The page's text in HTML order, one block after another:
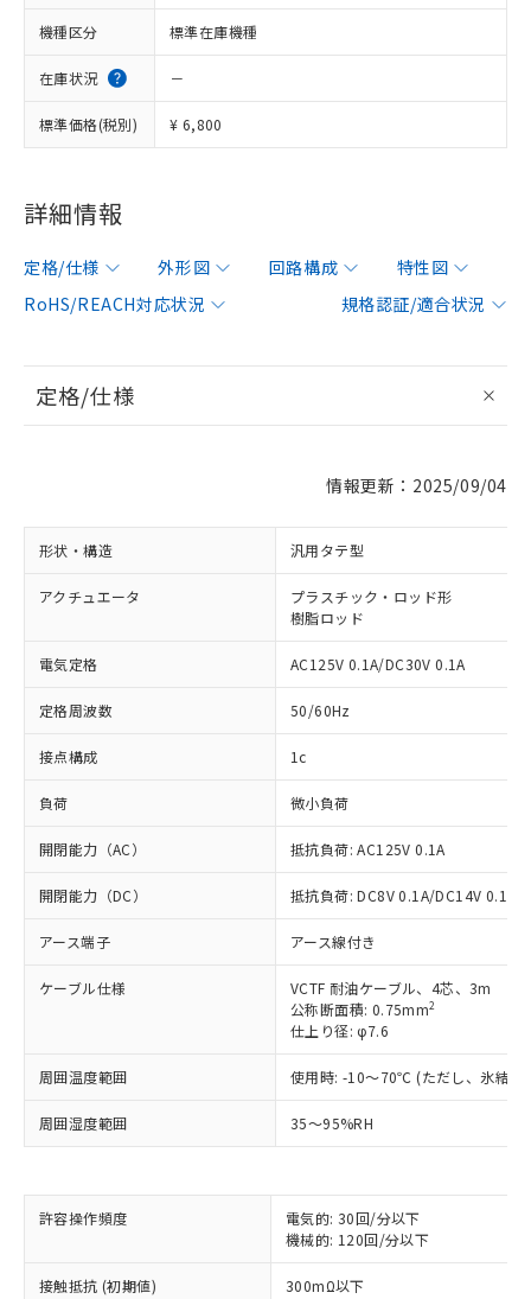
機種区分 標準在庫機種
在庫状況 －
標準価格(税別) ¥ 6,800
詳細情報
定格/仕様 外形図 回路構成
特性図
RoHS/REACH対応状況
規格認証/適合状況
定格/仕様
情報更新：2025/09/04
形状・構造 汎用タテ型
アクチュエータ
プラスチック・ロッド形
樹脂ロッド
電気定格 AC125V 0.1A/DC30V 0.1A
定格周波数 50/60Hz
接点構成 1c
負荷 微小負荷
開閉能力（AC） 抵抗負荷: AC125V 0.1A
開閉能力（DC） 抵抗負荷: DC8V 0.1A/DC14V 0.1A/
アース端子 アース線付き
ケーブル仕様
VCTF 耐油ケーブル、4芯、3m
公称断面積: 0.75mm2
仕上り径: φ7.6
周囲温度範囲 使用時: -10～70℃ (ただし、氷結し
周囲湿度範囲 35～95%RH
許容操作頻度
電気的: 30回/分以下
機械的: 120回/分以下
接触抵抗 (初期値) 300mΩ以下
ご利用条件
以下の条件をお読みいただき、同意のうえ
対応済み：EU RoHS指令（10物質）の
非含有に対応した製品が提供可能な商品で
有に対応した製品に切り替える予定のある
商品です。
対応予定なし：EU RoHS指令（10物質）の
非含有に非対応の商品で、対応品を出す予